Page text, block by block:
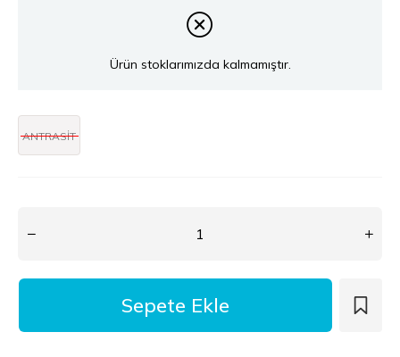
Ürün stoklarımızda kalmamıştır.
ANTRASİT